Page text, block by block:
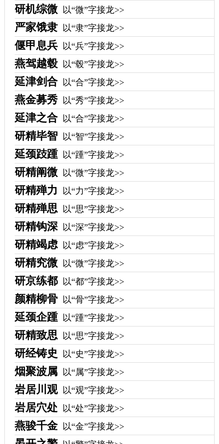
研机综微 以“微”字接龙>>
严家饿隶 以“隶”字接龙>>
偃甲息兵 以“兵”字接龙>>
燕驾越毂 以“毂”字接龙>>
延津剑合 以“合”字接龙>>
燕金募秀 以“秀”字接龙>>
延津之合 以“合”字接龙>>
研精毕智 以“智”字接龙>>
延颈跂踵 以“踵”字接龙>>
研精阐微 以“微”字接龙>>
研精殚力 以“力”字接龙>>
研精殚思 以“思”字接龙>>
研精钩深 以“深”字接龙>>
研精竭虑 以“虑”字接龙>>
研精究微 以“微”字接龙>>
研京练都 以“都”字接龙>>
颜精柳骨 以“骨”字接龙>>
延颈企踵 以“踵”字接龙>>
研精致思 以“思”字接龙>>
研经铸史 以“史”字接龙>>
烟聚波属 以“属”字接龙>>
岩居川观 以“观”字接龙>>
岩居穴处 以“处”字接龙>>
燕骏千金 以“金”字接龙>>